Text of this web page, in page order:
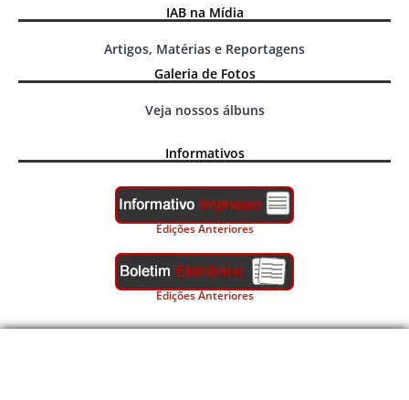
IAB na Mídia
Artigos, Matérias e Reportagens
Galeria de Fotos
Veja nossos álbuns
Informativos
Edições Anteriores
Edições Anteriores